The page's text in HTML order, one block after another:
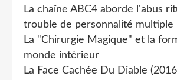
La chaîne ABC4 aborde l'abus
trouble de personnalité
La "Chirurgie Magique" et la
monde intérieur
La Face Cachée Du Diable